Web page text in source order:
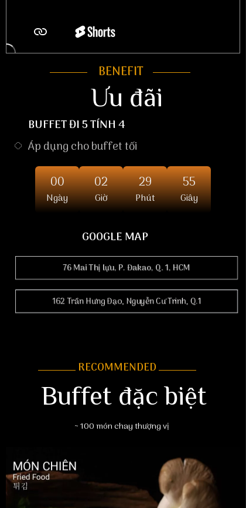
Ưu đãi
BENEFIT
GOOGLE MAP
BUFFET ĐI 5 TÍNH 4
Áp dụng cho buffet tối
76 Mai Thị lựu, P. Đakao, Q. 1, HCM
162 Trần Hưng Đạo, Nguyễn Cư Trinh, Q.1
00
Ngày
02
Giờ
29
Phút
54
Giây
~ 100 món chay thượng vị
Buffet đặc biệt
RECOMMENDED